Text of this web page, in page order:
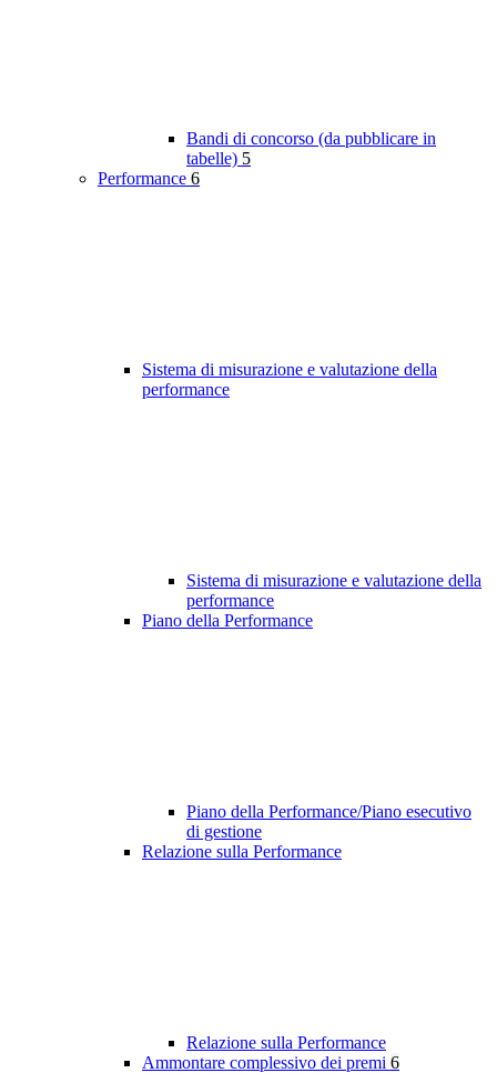
Bandi di concorso (da pubblicare in
tabelle) 5
Performance 6
Sistema di misurazione e valutazione della
performance
Sistema di misurazione e valutazione della
performance
Piano della Performance
Piano della Performance/Piano esecutivo
di gestione
Relazione sulla Performance
Relazione sulla Performance
Ammontare complessivo dei premi 6